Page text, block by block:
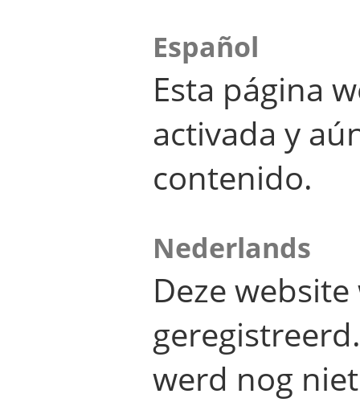
Español
Esta página
activada y
contenido.
Nederlands
Deze
werd nog